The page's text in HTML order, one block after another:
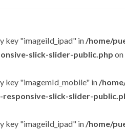
key "imageiId_ipad" in /home/
slick-slider-public.php on
key "imagemId_mobile" in /
slick-slider-
key "imageiId_ipad" in /home/